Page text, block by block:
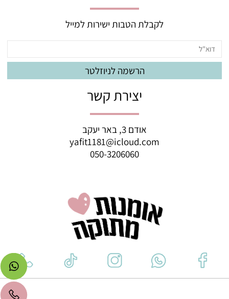
לקבלת הטבות ישירות למייל
יצירת קשר
אודם 3, באר יעקב
yafit1181@icloud.com
050-3206060